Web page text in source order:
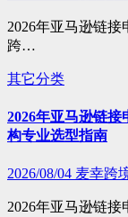
2026年亚马逊链
跨…
其它分类
2026年亚马逊链
构专业选型指南
2026/08/04 麦幸跨
2026年亚马逊链